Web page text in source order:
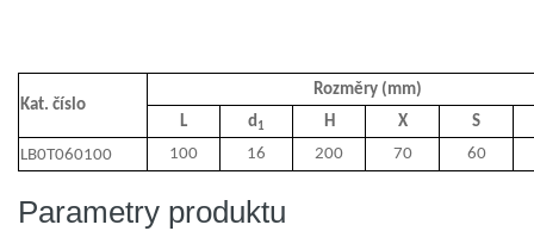
Kat. číslo
Rozměry (mm)
L
d1 H X
S
LB0T060100
100 16 200 70 60
Parametry produktu